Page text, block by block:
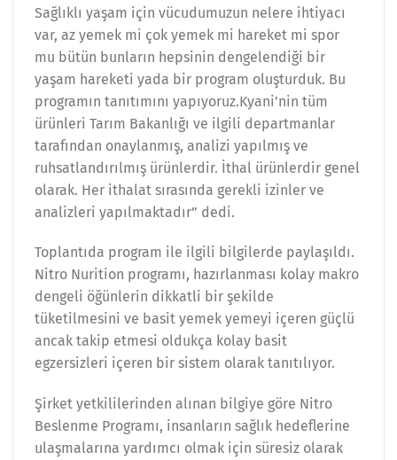
Sağlıklı yaşam için vücudumuzun nelere ihtiyacı
var, az yemek mi çok yemek mi hareket mi spor
mu bütün bunların hepsinin dengelendiği bir
yaşam hareketi yada bir program oluşturduk. Bu
programın tanıtımını yapıyoruz.Kyani’nin tüm
ürünleri Tarım Bakanlığı ve ilgili departmanlar
tarafından onaylanmış, analizi yapılmış ve
ruhsatlandırılmış ürünlerdir. İthal ürünlerdir genel
olarak. Her ithalat sırasında gerekli izinler ve
analizleri yapılmaktadır” dedi.
Toplantıda program ile ilgili bilgilerde paylaşıldı.
Nitro Nurition programı, hazırlanması kolay makro
dengeli öğünlerin dikkatli bir şekilde
tüketilmesini ve basit yemek yemeyi içeren güçlü
ancak takip etmesi oldukça kolay basit
egzersizleri içeren bir sistem olarak tanıtılıyor.
Şirket yetkililerinden alınan bilgiye göre Nitro
Beslenme Programı, insanların sağlık hedeflerine
ulaşmalarına yardımcı olmak için süresiz olarak